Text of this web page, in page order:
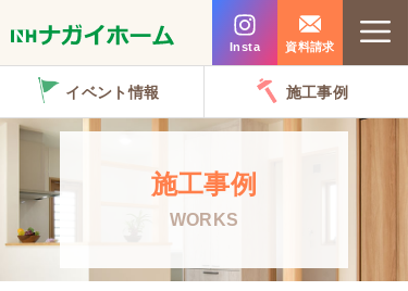
ン
プ
Insta 資料請求
イベント情報 施工事例
施工事例
WORKS